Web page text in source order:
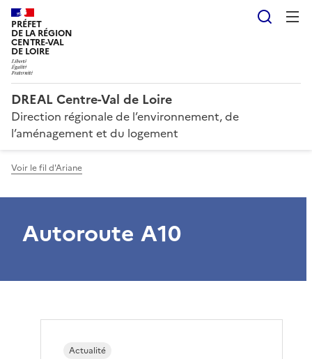
PRÉFET
DE LA RÉGION
CENTRE-VAL
DE LOIRE
DREAL Centre-Val de Loire
Direction régionale de l’environnement, de
l’aménagement et du logement
Voir le fil d'Ariane
Autoroute A10
Actualité